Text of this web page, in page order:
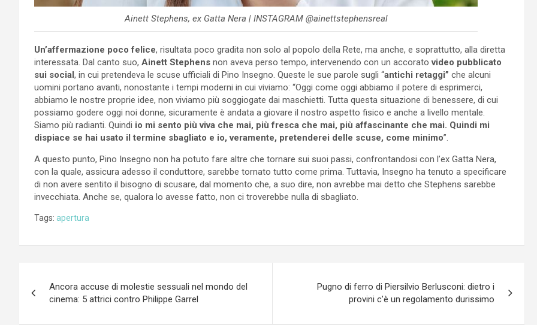
Ainett Stephens, ex Gatta Nera | INSTAGRAM @ainettstephensreal
Un’affermazione poco felice, risultata poco gradita non solo al popolo della Rete, ma anche, e soprattutto, alla diretta
interessata. Dal canto suo, Ainett Stephens non aveva perso tempo, intervenendo con un accoratovideo pubblicato
sui social, in cui pretendeva le scuse ufficiali di Pino Insegno. Queste le sue parole sugli “antichi retaggi” che alcuni
uomini portano avanti, nonostante i tempi moderni in cui viviamo: “Oggi come oggi abbiamo il potere di esprimerci,
abbiamo le nostre proprie idee, non viviamo più soggiogate dai maschietti. Tutta questa situazione di benessere, di cui
possiamo godere oggi noi donne, sicuramente è andata a giovare il nostro aspetto fisico e anche a livello mentale.
Siamo più radianti. Quindi io mi sento più viva che mai, più fresca che mai, più affascinante che mai. Quindi mi
dispiace se hai usato il termine sbagliato e io, veramente, pretenderei delle scuse, come minimo”.
A questo punto, Pino Insegno non ha potuto fare altre che tornare sui suoi passi, confrontandosi con l’ex Gatta Nera,
con la quale, assicura adesso il conduttore, sarebbe tornato tutto come prima. Tuttavia, Insegno ha tenuto a specificare
di non avere sentito il bisogno di scusare, dal momento che, a suo dire, non avrebbe mai detto che Stephens sarebbe
invecchiata. Anche se, qualora lo avesse fatto, non ci troverebbe nulla di sbagliato.
Tags: apertura
articoli
Ancora accuse di molestie sessuali nel mondo del
cinema: 5 attrici contro Philippe Garrel
Pugno di ferro di Piersilvio Berlusconi: dietro i
provini c’è un regolamento durissimo